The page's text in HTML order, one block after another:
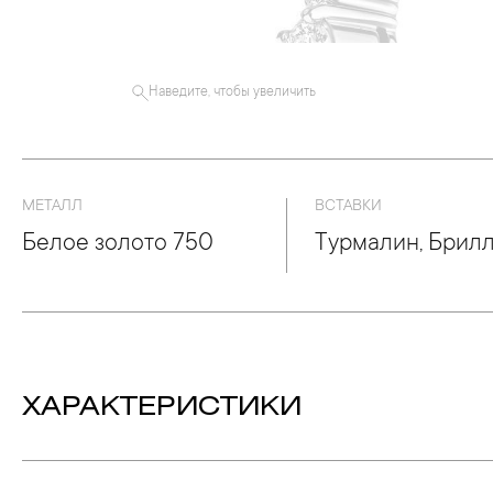
Наведите, чтобы увеличить
МЕТАЛЛ
Белое золото 750
ВСТАВКИ
Турмалин,
ХАРАКТЕРИСТИКИ